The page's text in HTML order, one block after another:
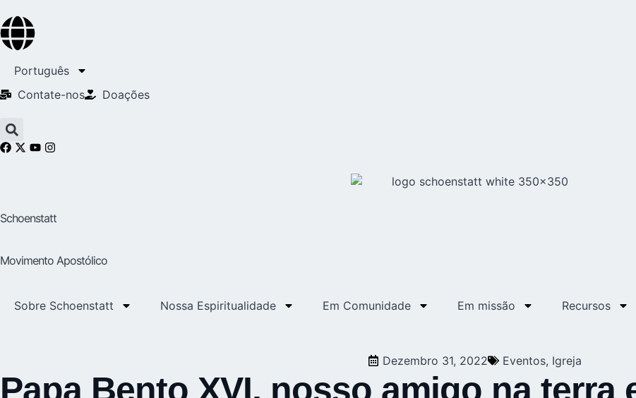
Português
Contate-nos
Doações
Schoenstatt
Movimento Apostólico
Sobre Schoenstatt Nossa Espiritualidade Em Comunidade Em missão Recursos
Dezembro 31, 2022 Eventos, Igreja
Papa Bento XVI, nosso amigo na terra